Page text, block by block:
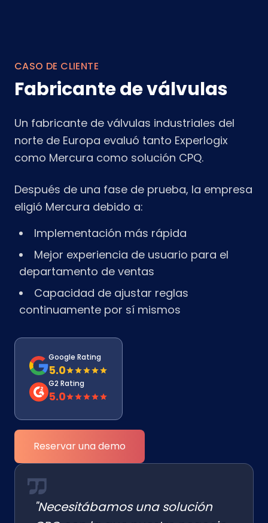
CASO DE CLIENTE
Fabricante de válvulas
Un fabricante de válvulas industriales del
norte de Europa evaluó tanto Experlogix
como Mercura como solución CPQ.
Después de una fase de prueba, la empresa
eligió Mercura debido a:
Implementación más rápida
Mejor experiencia de usuario para el
departamento de ventas
Capacidad de ajustar reglas
continuamente por sí mismos
Google Rating
5.0
G2 Rating
5.0
Reservar una demo
"Necesitábamos una solución